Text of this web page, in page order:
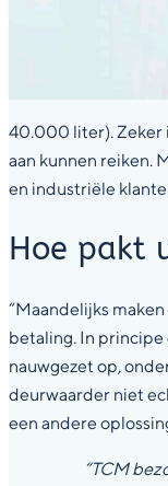
40.000 liter). Zeker
aan kunnen reiken.
en industriële
Hoe pakt
“Maandelijks
betaling. In principe
nauwgezet op,
deurwaarder niet
een andere
“TCM